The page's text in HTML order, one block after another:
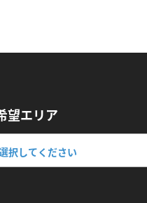
望エリア